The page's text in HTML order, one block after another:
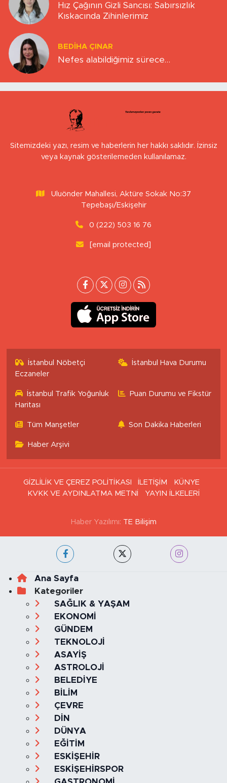
Hız Çağının Gizli Sancısı: Sabırsızlık
Kıskacında Zihinlerimiz
BEDIHA ÇINAR
Nefes alabildiğimiz sürece…
Sitemizdeki yazı, resim ve haberlerin her hakkı saklıdır. İzinsiz
veya kaynak gösterilemeden kullanılamaz.
Uluönder Mahallesi, Aktüre Sokak No:37
Tepebaşı/Eskişehir
0 (222) 503 16 76
[email protected]
İstanbul Nöbetçi
Eczaneler
İstanbul Hava Durumu
İstanbul Trafik Yoğunluk
Haritası
Puan Durumu ve Fikstür
Tüm Manşetler Son Dakika Haberleri
Haber Arşivi
GİZLİLİK VE ÇEREZ POLİTİKASI İLETİŞİM
KÜNYE
KVKK VE AYDINLATMA METNİ
YAYIN İLKELERİ
Haber Yazılımı: TE Bilişim
Ana Sayfa
Kategoriler
SAĞLIK & YAŞAM
EKONOMİ
GÜNDEM
TEKNOLOJİ
ASAYİŞ
ASTROLOJİ
BELEDİYE
BİLİM
ÇEVRE
DİN
DÜNYA
EĞİTİM
ESKİŞEHİR
ESKİŞEHİRSPOR